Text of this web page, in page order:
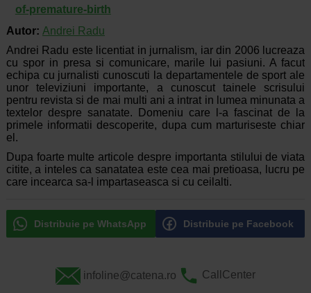
of-premature-birth
Autor: Andrei Radu
Andrei Radu este licentiat in jurnalism, iar din 2006 lucreaza
cu spor in presa si comunicare, marile lui pasiuni. A facut
echipa cu jurnalisti cunoscuti la departamentele de sport ale
unor televiziuni importante, a cunoscut tainele scrisului
pentru revista si de mai multi ani a intrat in lumea minunata a
textelor despre sanatate. Domeniu care l-a fascinat de la
primele informatii descoperite, dupa cum marturiseste chiar
el.
Dupa foarte multe articole despre importanta stilului de viata
citite, a inteles ca sanatatea este cea mai pretioasa, lucru pe
care incearca sa-l impartaseasca si cu ceilalti.
Distribuie pe WhatsApp Distribuie pe Facebook
infoline@catena.ro CallCenter